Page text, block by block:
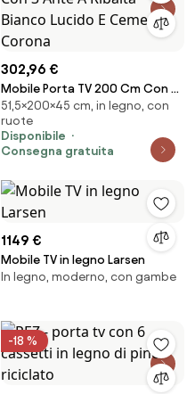
302,96 €
Mobile Porta TV 200 Cm Con 3
Ante A Ribalta Bianco Lucido E
Cemento Corona
51,5×200×45 cm, in legno, con
ruote
Disponibile
Consegna gratuita
1149 €
Mobile TV in legno Larsen
In legno, moderno, con gambe
-18 %